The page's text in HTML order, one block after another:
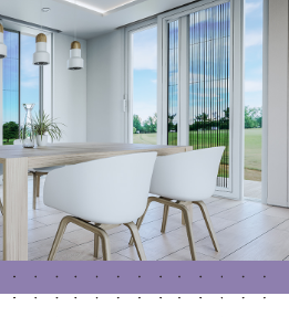
Soleil